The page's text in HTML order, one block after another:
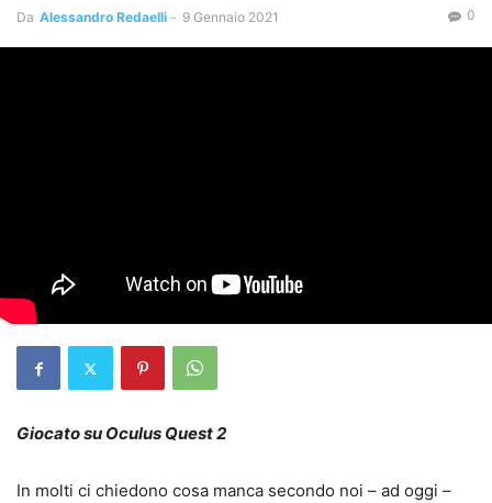
Da Alessandro Redaelli - 9 Gennaio 2021 0
Giocato su Oculus Quest 2
In molti ci chiedono cosa manca secondo noi – ad oggi –